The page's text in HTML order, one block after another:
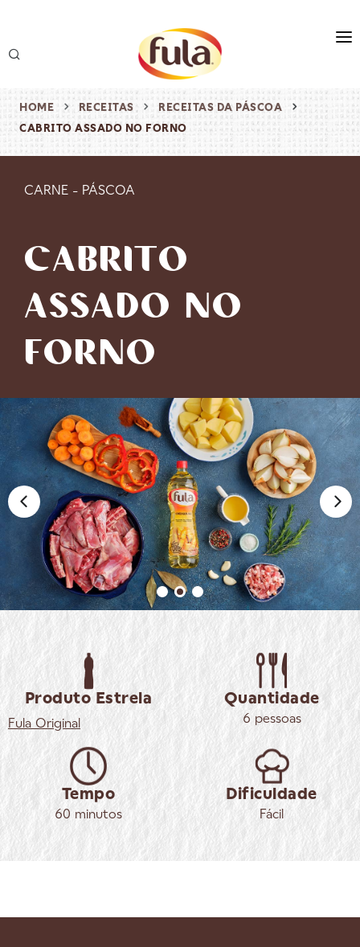
produtos
receitas
HOME RECEITAS
RECEITAS DA PÁSCOA
CABRITO ASSADO NO FORNO
CARNE - PÁSCOA
CABRITO
ASSADO NO
FORNO
Produto Estrela
Fula Original
Quantidade
6 pessoas
Tempo
60 minutos
Dificuldade
Fácil